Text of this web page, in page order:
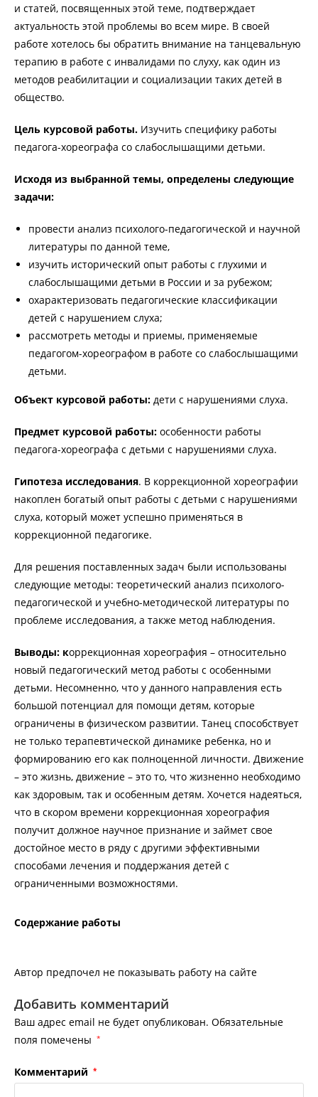
и статей, посвященных этой теме, подтверждает
актуальность этой проблемы во всем мире. В своей
работе хотелось бы обратить внимание на танцевальную
терапию в работе с инвалидами по слуху, как один из
методов реабилитации и социализации таких детей в
общество.
Цель курсовой работы. Изучить специфику работы
педагога-хореографа со слабослышащими детьми.
Исходя из выбранной темы, определены следующие
задачи:
провести анализ психолого-педагогической и научной
литературы по данной теме,
изучить исторический опыт работы с глухими и
слабослышащими детьми в России и за рубежом;
охарактеризовать педагогические классификации
детей с нарушением слуха;
рассмотреть методы и приемы, применяемые
педагогом-хореографом в работе со слабослышащими
детьми.
Объект курсовой работы: дети с нарушениями слуха.
Предмет курсовой работы: особенности работы
педагога-хореографа с детьми с нарушениями слуха.
Гипотеза исследования. В коррекционной хореографии
накоплен богатый опыт работы с детьми с нарушениями
слуха, который может успешно применяться в
коррекционной педагогике.
Для решения поставленных задач были использованы
следующие методы: теоретический анализ психолого-
педагогической и учебно-методической литературы по
проблеме исследования, а также метод наблюдения.
Выводы: коррекционная хореография – относительно
новый педагогический метод работы с особенными
детьми. Несомненно, что у данного направления есть
большой потенциал для помощи детям, которые
ограничены в физическом развитии. Танец способствует
не только терапевтической динамике ребенка, но и
формированию его как полноценной личности. Движение
– это жизнь, движение – это то, что жизненно необходимо
как здоровым, так и особенным детям. Хочется надеяться,
что в скором времени коррекционная хореография
получит должное научное признание и займет свое
достойное место в ряду с другими эффективными
способами лечения и поддержания детей с
ограниченными возможностями.
Содержание работы
Автор предпочел не показывать работу на сайте
Добавить комментарий
Ваш адрес email не будет опубликован. Обязательные
поля помечены *
Комментарий *